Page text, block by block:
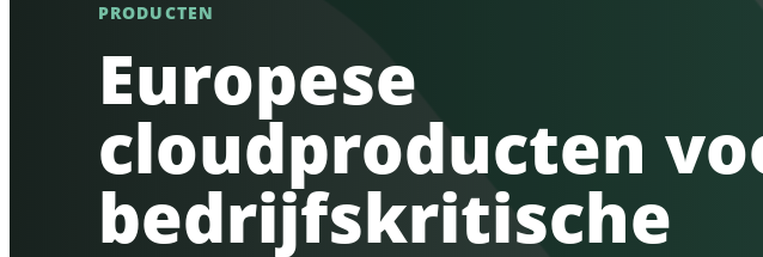
Betaalbare Apple Silicon compute voor AI
inference vanaf 59 euro per maand.
Fysieke servers met voorspelbare
Video geschikt
Eigen live encoding
HLS, DASH en realtime
HLS, DASH en origin
VOD.
wachtschermen, DRM en CDN-
integratie.
Eigen samenwerkingscloud voor
PRODUCTEN
Europese
cloudproducten
bedrijfskritische